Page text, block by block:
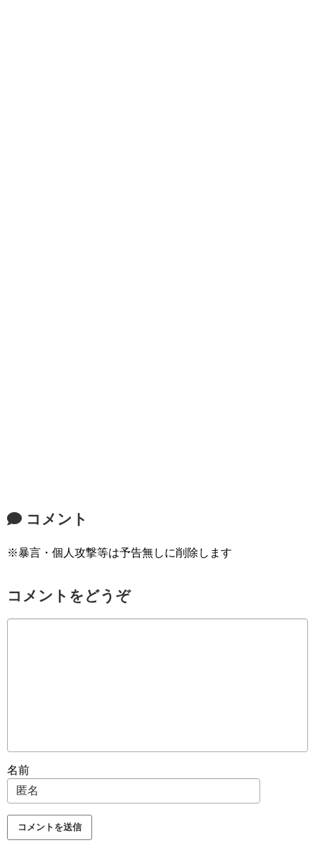
コメント
※暴言・個人攻撃等は予告無しに削除します
コメントをどうぞ
名前